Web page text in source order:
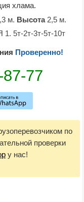
хлама.
м. Высота2,5 м.
5т-2т-3т-5т-10т
Проверенно!
по
проверки
у нас!